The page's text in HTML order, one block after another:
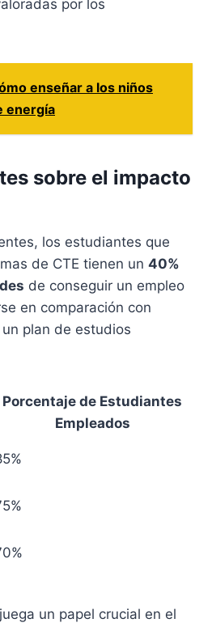
por los
enseñar a los niños
energía
sobre el impacto
los estudiantes que
de CTE tienen un 40%
de conseguir un empleo
en comparación con
plan de estudios
Porcentaje de Estudiantes
Empleados
juega un papel crucial en el